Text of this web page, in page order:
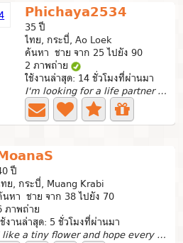
Phichaya2534
35 ปี
ไทย, กระบี่, Ao Loek
ค้นหา ชาย จาก 25 ไปยัง 90
2 ภาพถ่าย
ใช้งานล่าสุด: 14 ชั่วโมงที่ผ่านมา
I'm looking for a life partner and a man who truly loves...
ปี
ย, กระบี่, Muang Krabi
นหา ชาย จาก 38 ไปยัง 70
ภาพถ่าย
งานล่าสุด: 5 ชั่วโมงที่ผ่านมา
I like a tiny flower and hope every one meet the right...